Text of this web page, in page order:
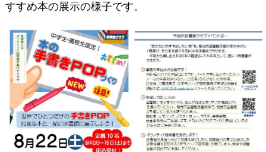
すすめ本の展示の様子です。